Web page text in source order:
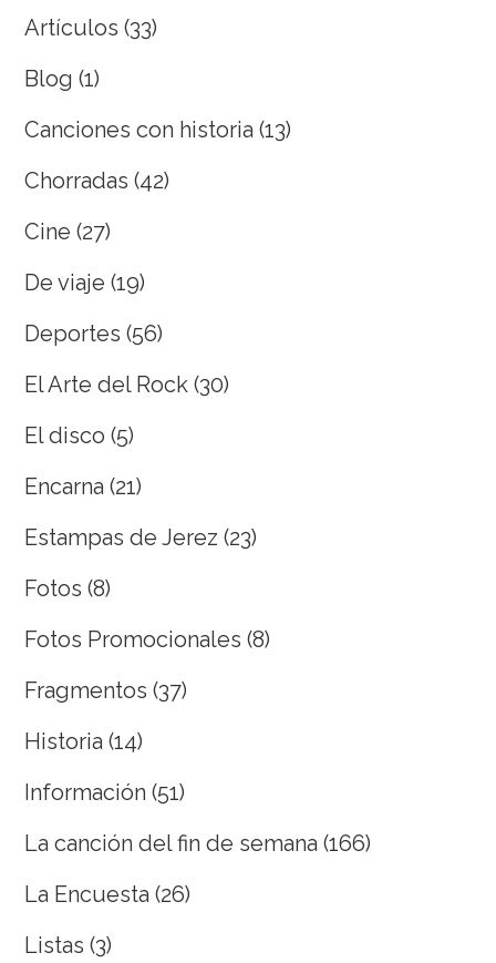
Artículos (33)
Blog (1)
Canciones con historia (13)
Chorradas (42)
Cine (27)
De viaje (19)
Deportes (56)
El Arte del Rock (30)
El disco (5)
Encarna (21)
Estampas de Jerez (23)
Fotos (8)
Fotos Promocionales (8)
Fragmentos (37)
Historia (14)
Información (51)
La canción del fin de semana (166)
La Encuesta (26)
Listas (3)